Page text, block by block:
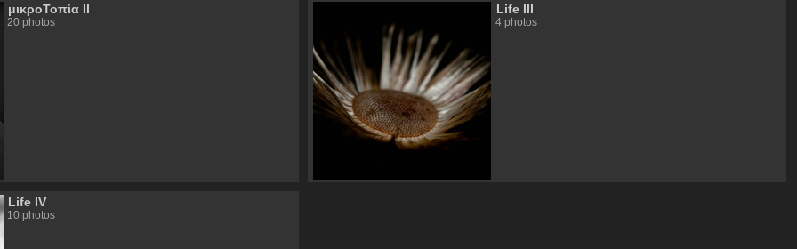
μικροΤοπία ΙI
20 photos
Life ΙΙI
4 photos
Life ΙV
10 photos